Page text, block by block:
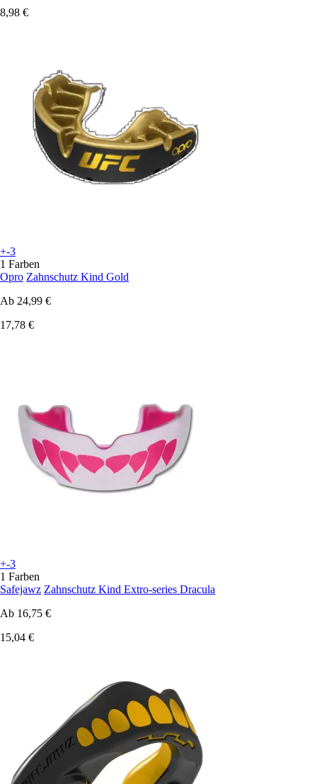
8,98 €
+-3
1 Farben
Opro Zahnschutz Kind Gold
Ab 24,99 €
17,78 €
+-3
1 Farben
Safejawz Zahnschutz Kind Extro-series Dracula
Ab 16,75 €
15,04 €